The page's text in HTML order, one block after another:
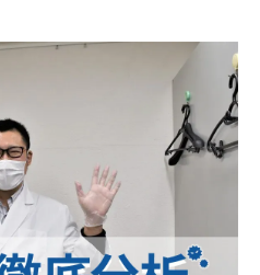
プ
ロフェッシャル-